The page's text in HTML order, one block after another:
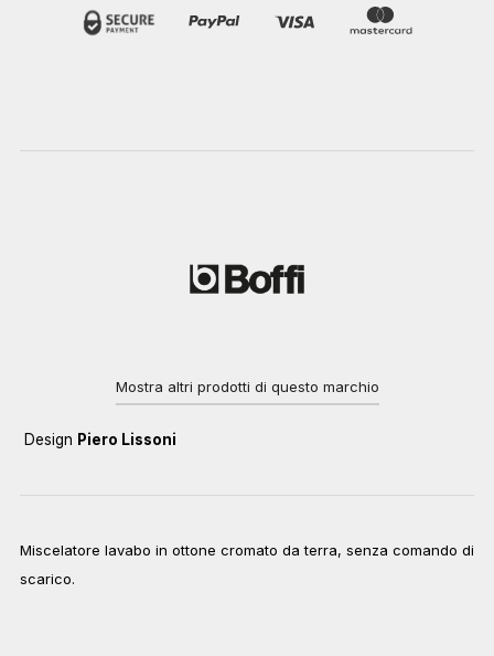
Design Piero Lissoni
Mostra altri prodotti di questo marchio
Miscelatore lavabo in ottone cromato da terra, senza comando di
scarico.